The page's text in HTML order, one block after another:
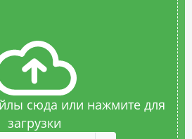
сюда или нажмите для
загрузки